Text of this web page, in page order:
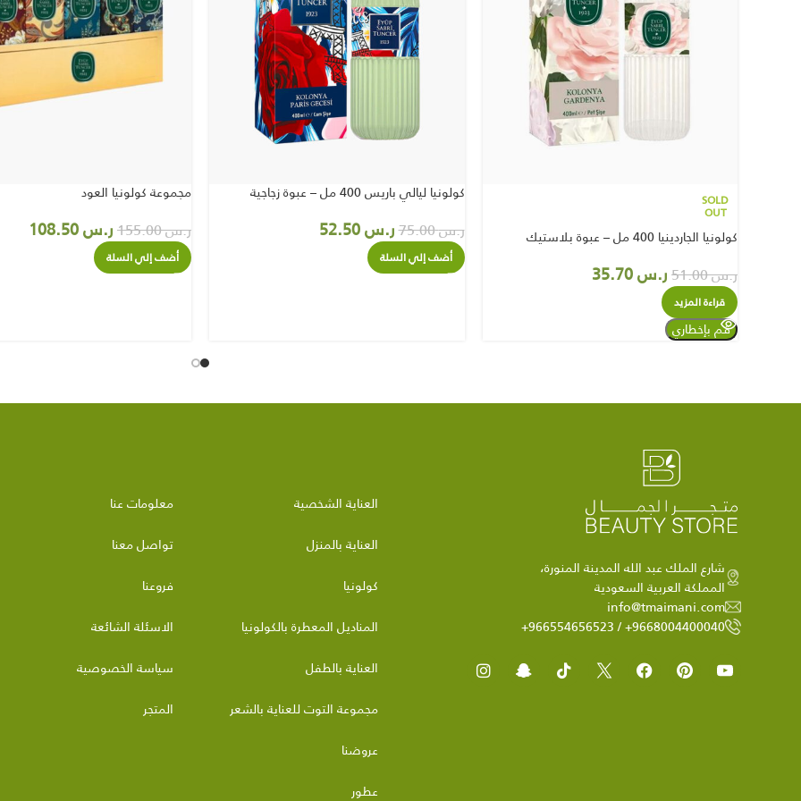
SOLD
OUT
كولونيا الجاردينيا 400 مل – عبوة بلاستيك
ر.س51.00 ر.س
قراءة المزيد
كولونيا ليالي باريس 400 مل – عبوة زجاجية
ر.س75.00 ر.س52.50
أضف إلي السلة
مجموعة كولونيا العود
ر.س155.00 ر.س
أضف إلي السلة
شارع الملك عبد الله المدينة المنورة،
المملكة العربية السعودية
info@tmaimani.com
9668004400040+ / 966554656523+
العناية الشخصية
العناية بالمنزل
كولونيا
المناديل المعطرة بالكولونيا
العناية بالطفل
مجموعة التوت للعناية بالشعر
عروضنا
عطور
معلومات عنا
تواصل معنا
فروعنا
الاسئلة الشائعة
سياسة الخصوصية
المتجر